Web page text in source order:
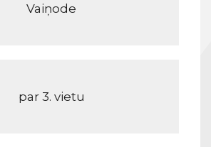
Vaiņode
par 3. vietu